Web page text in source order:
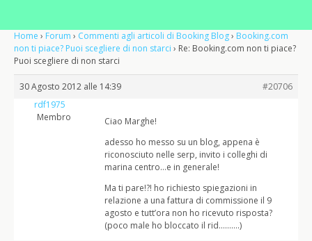
Home › Forum › Commenti agli articoli di Booking Blog› Booking.com
non ti piace? Puoi scegliere di non starci › Re: Booking.com non ti piace?
Puoi scegliere di non starci
30 Agosto 2012 alle 14:39
#20706
rdf1975
Membro
Ciao Marghe!
adesso ho messo su un blog, appena è
riconosciuto nelle serp, invito i colleghi di
marina centro…e in generale!
Ma ti pare!?! ho richiesto spiegazioni in
relazione a una fattura di commissione il 9
agosto e tutt’ora non ho ricevuto risposta?
(poco male ho bloccato il rid……….)